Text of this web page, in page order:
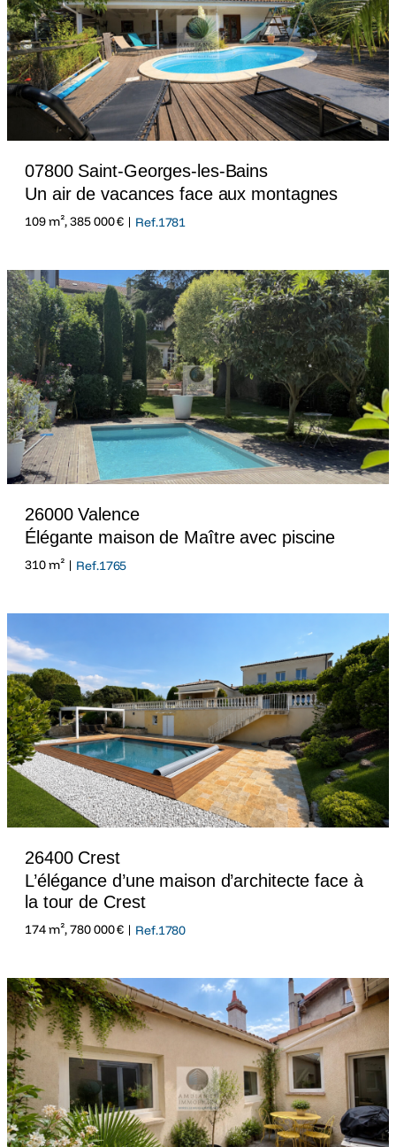
07800 Saint-Georges-les-Bains
Un air de vacances face aux montagnes
109 m², 385 000 € | Ref.1781
26000 Valence
Élégante maison de Maître avec piscine
310 m² | Ref.1765
26400 Crest
L’élégance d’une maison d’architecte face à
la tour de Crest
174 m², 780 000 € | Ref.1780